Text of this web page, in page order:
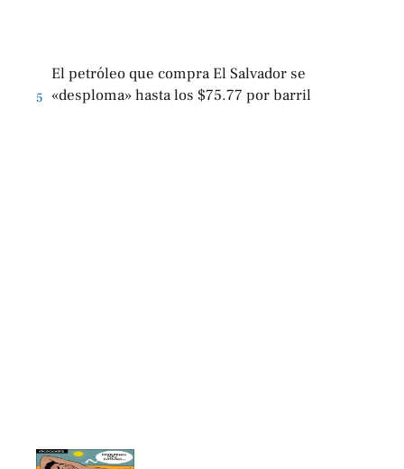
5
El petróleo que compra El Salvador se
«desploma» hasta los $75.77 por barril